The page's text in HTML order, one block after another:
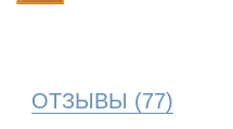
ОТЗЫВЫ (77)